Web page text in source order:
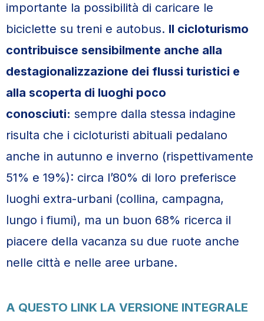
importante la possibilità di caricare le
biciclette su treni e autobus. Il cicloturismo
contribuisce sensibilmente anche alla
destagionalizzazione dei flussi turistici e
alla scoperta di luoghi poco
conosciuti: sempre dalla stessa indagine
risulta che i cicloturisti abituali pedalano
anche in autunno e inverno (rispettivamente
51% e 19%): circa l’80% di loro preferisce
luoghi extra-urbani (collina, campagna,
lungo i fiumi), ma un buon 68% ricerca il
piacere della vacanza su due ruote anche
nelle città e nelle aree urbane.
A QUESTO LINK LA VERSIONE INTEGRALE